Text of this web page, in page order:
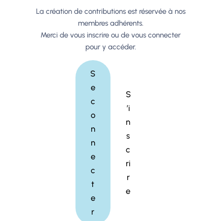
La création de contributions est réservée à nos
membres adhérents.
Merci de vous inscrire ou de vous connecter
pour y accéder.
S
e
c
o
n
n
e
c
t
e
r
S
’i
n
s
c
ri
r
e